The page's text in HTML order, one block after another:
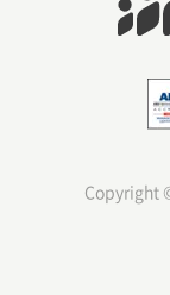
Copyright